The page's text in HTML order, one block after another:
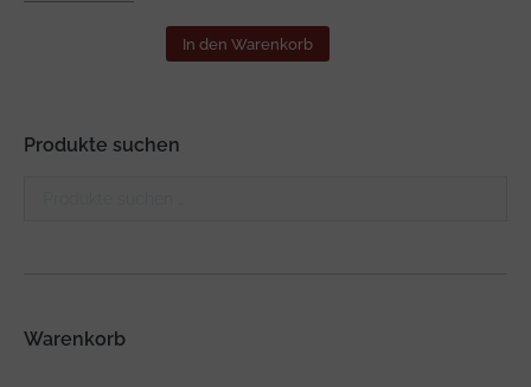
In den Warenkorb
Produkte suchen
Warenkorb